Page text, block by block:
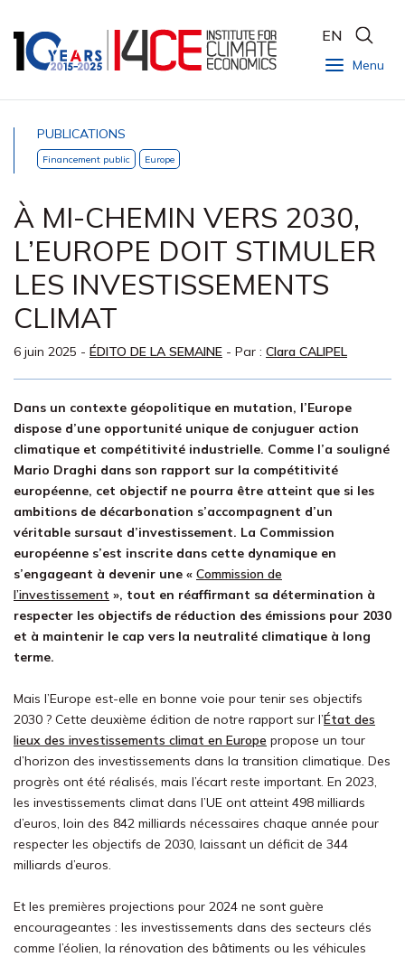
Menu
EN
PUBLICATIONS
Financement public Europe
À MI-CHEMIN VERS 2030,
L’EUROPE DOIT STIMULER
LES INVESTISSEMENTS
CLIMAT
6 juin 2025 - ÉDITO DE LA SEMAINE - Par : Clara CALIPEL
Dans un contexte géopolitique en mutation, l’Europe
dispose d’une opportunité unique de conjuguer action
climatique et compétitivité industrielle. Comme l’a souligné
Mario Draghi dans son rapport sur la compétitivité
européenne, cet objectif ne pourra être atteint que si les
ambitions de décarbonation s’accompagnent d’un
véritable sursaut d’investissement. La Commission
européenne s’est inscrite dans cette dynamique en
s’engageant à devenir une « Commission de
l’investissement », tout en réaffirmant sa détermination à
respecter les objectifs de réduction des émissions pour 2030
et à maintenir le cap vers la neutralité climatique à long
terme.
Mais l’Europe est-elle en bonne voie pour tenir ses objectifs
2030 ? Cette deuxième édition de notre rapport sur l’État des
lieux des investissements climat en Europe propose un tour
d’horizon des investissements dans la transition climatique. Des
progrès ont été réalisés, mais l’écart reste important. En 2023,
les investissements climat dans l’UE ont atteint 498 milliards
d’euros, loin des 842 milliards nécessaires chaque année pour
respecter les objectifs de 2030, laissant un déficit de 344
milliards d’euros.
Et les premières projections pour 2024 ne sont guère
encourageantes : les investissements dans des secteurs clés
comme l’éolien, la rénovation des bâtiments ou les véhicules